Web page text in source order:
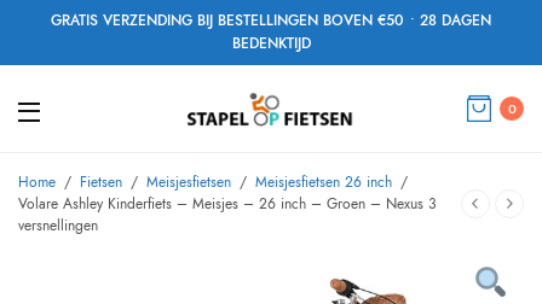
GRATIS VERZENDING BIJ BESTELLINGEN BOVEN €50 • 28 DAGEN
BEDENKTIJD
0
Home / Fietsen / Meisjesfietsen / Meisjesfietsen 26 inch /
Volare Ashley Kinderfiets – Meisjes – 26 inch – Groen – Nexus 3
versnellingen